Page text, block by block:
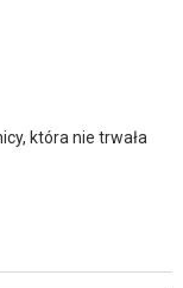
która nie trwała